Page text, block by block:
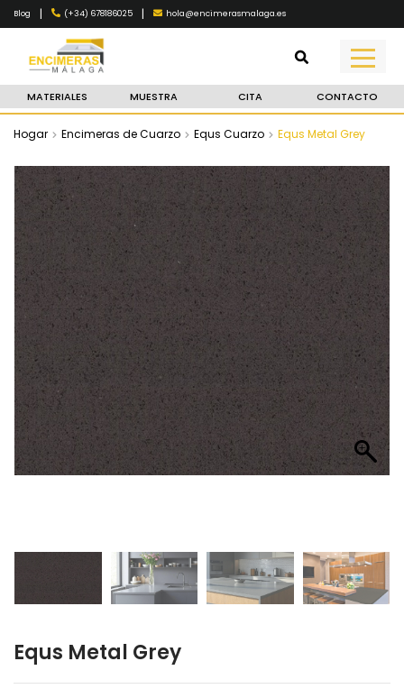
Blog | (+34) 678186025 | hola@encimerasmalaga.es
MATERIALES MUESTRA CITA CONTACTO
Hogar Encimeras de Cuarzo Equs Cuarzo Equs Metal Grey
Equs Metal Grey